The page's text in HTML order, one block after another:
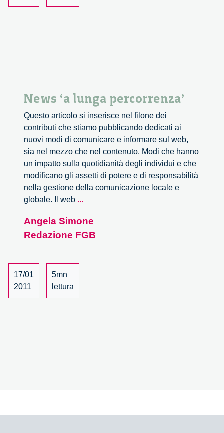
News ‘a lunga percorrenza’
Questo articolo si inserisce nel filone dei
contributi che stiamo pubblicando dedicati ai
nuovi modi di comunicare e informare sul web,
sia nel mezzo che nel contenuto. Modi che hanno
un impatto sulla quotidianità degli individui e che
modificano gli assetti di potere e di responsabilità
nella gestione della comunicazione locale e
globale. Il web ...
lunga
percorrenza’
Angela Simone
Redazione FGB
17/01
2011
5mn
lettura